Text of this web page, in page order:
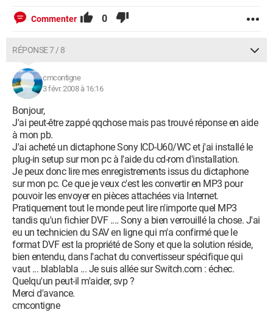
Commenter 0
RÉPONSE 7 / 8
cmcontigne
3 févr. 2008 à 16:16
Bonjour,
J'ai peut-être zappé qqchose mais pas trouvé réponse en aide
à mon pb.
J'ai acheté un dictaphone Sony ICD-U60/WC et j'ai installé le
plug-in setup sur mon pc à l'aide du cd-rom d'installation.
Je peux donc lire mes enregistrements issus du dictaphone
sur mon pc. Ce que je veux c'est les convertir en MP3 pour
pouvoir les envoyer en pièces attachées via Internet.
Pratiquement tout le monde peut lire n'importe quel MP3
tandis qu'un fichier DVF .... Sony a bien verrouillé la chose. J'ai
eu un technicien du SAV en ligne qui m'a confirmé que le
format DVF est la propriété de Sony et que la solution réside,
bien entendu, dans l'achat du convertisseur spécifique qui
vaut ... blablabla ... Je suis allée sur Switch.com : échec.
Quelqu'un peut-il m'aider, svp ?
Merci d'avance.
cmcontigne